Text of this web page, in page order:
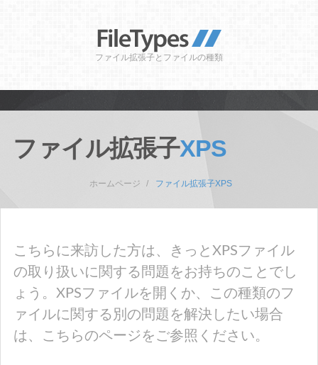
ファイル拡張子とファイルの種類
ファイル拡張子XPS
ホームページ ファイル拡張子XPS
こちらに来訪した方は、きっとXPSファイル
の取り扱いに関する問題をお持ちのことでし
ょう。XPSファイルを開くか、この種類のフ
ァイルに関する別の問題を解決したい場合
は、こちらのページをご参照ください。